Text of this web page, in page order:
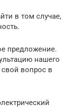
в том случае,
предложение.
нашего
свой вопрос в